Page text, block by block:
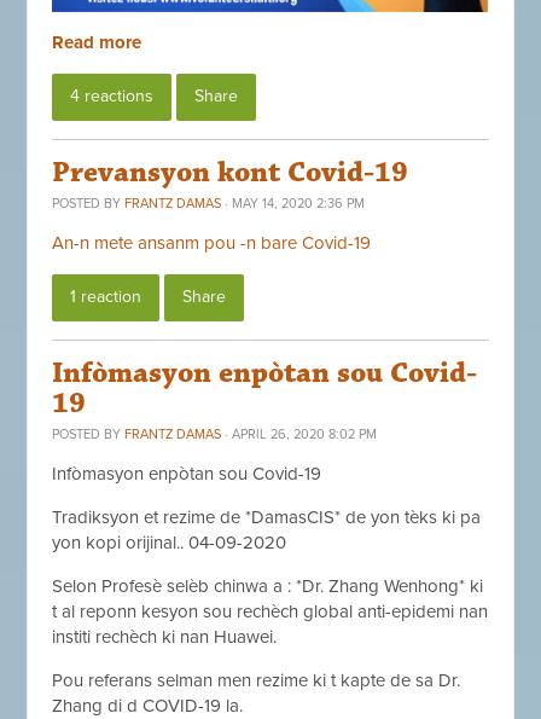
Read more
4 reactions Share
Prevansyon kont Covid-19
POSTED BYFRANTZ DAMAS · MAY 14, 2020 2:36 PM
An-n mete ansanm pou -n bare Covid-19
1 reaction Share
Infòmasyon enpòtan sou Covid-
19
POSTED BYFRANTZ DAMAS · APRIL 26, 2020 8:02 PM
Infòmasyon enpòtan sou Covid-19
Tradiksyon et rezime de *DamasCIS* de yon tèks ki pa
yon kopi orijinal.. 04-09-2020
Selon Profesè selèb chinwa a : *Dr. Zhang Wenhong* ki
t al reponn kesyon sou rechèch global anti-epidemi nan
institi rechèch ki nan Huawei.
Pou referans selman men rezime ki t kapte de sa Dr.
Zhang di d COVID-19 la.